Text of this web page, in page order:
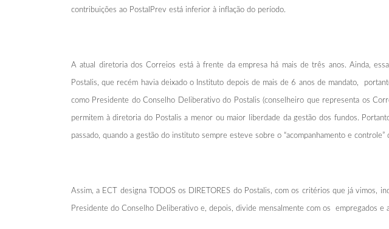
contribuições ao PostalPrev está inferior à inflação do período.
A atual diretoria dos Correios está à frente da empresa há mais de três anos. Ainda,
Postalis, que recém havia deixado o Instituto depois de mais de 6 anos de mandato,
como Presidente do Conselho Deliberativo do Postalis (conselheiro que representa os
permitem à diretoria do Postalis a menor ou maior liberdade da gestão dos fundos.
passado, quando a gestão do instituto sempre esteve sobre o “acompanhamento e
Assim, a ECT designa TODOS os DIRETORES do Postalis, com os critérios que já
Presidente do Conselho Deliberativo e, depois, divide mensalmente com os empregados e